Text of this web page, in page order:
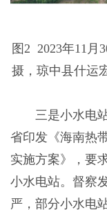
图2 2023年11月
摄，琼中县什运
三是小水电站
省印发《海南热
实施方案》，要
小水电站。督察
严，部分小水电